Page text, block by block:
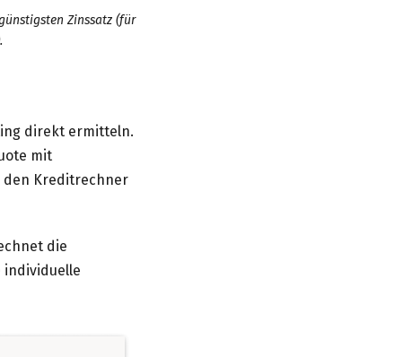
Zinssatz (für
direkt ermitteln.
mit
den Kreditrechner
die
individuelle